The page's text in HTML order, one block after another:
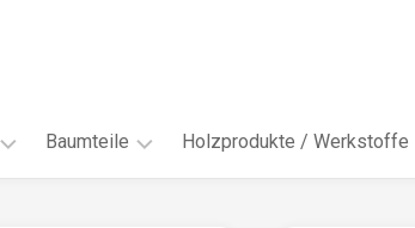
Baumteile Holzprodukte / Werkstoffe